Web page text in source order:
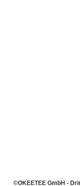
©OKEETEE GmbH -